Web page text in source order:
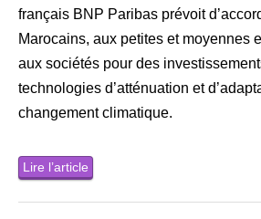
français BNP Paribas prévoit
Marocains, aux petites et moyennes
aux sociétés pour des
technologies d’atténuation et
changement climatique.
Lire l’article